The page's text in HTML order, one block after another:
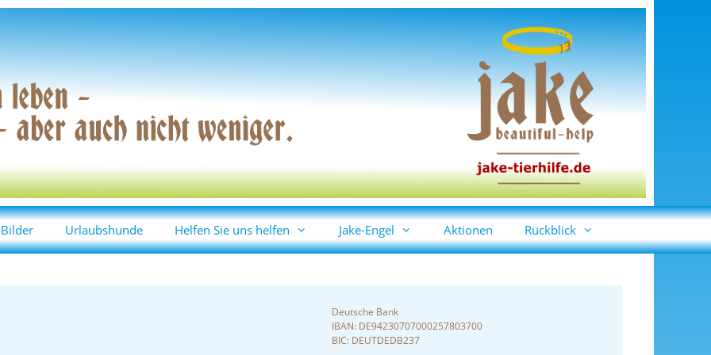
Bilder Urlaubshunde Helfen Sie uns helfen Jake-Engel Aktionen Rückblick
Deutsche Bank
IBAN: DE94230707000257803700
BIC: DEUTDEDB237